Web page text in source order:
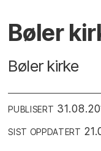
Bøler
Bøler kirke
PUBLISERT
SIST OPPDATERT